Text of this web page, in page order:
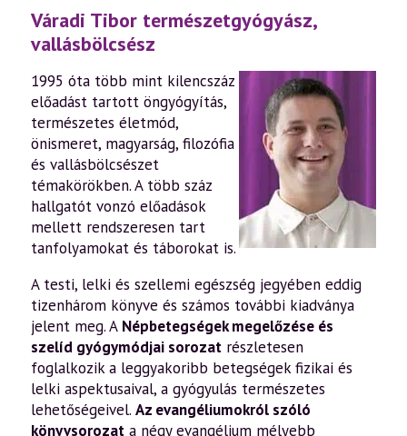
Váradi Tibor természetgyógyász,
vallásbölcsész
1995 óta több mint kilencszáz
előadást tartott öngyógyítás,
természetes életmód,
önismeret, magyarság, filozófia
és vallásbölcsészet
témakörökben. A több száz
hallgatót vonzó előadások
mellett rendszeresen tart
tanfolyamokat és táborokat is.
A testi, lelki és szellemi egészség jegyében eddig
tizenhárom könyve és számos további kiadványa
jelent meg. A Népbetegségek megelőzése és
szelíd gyógymódjai sorozat részletesen
foglalkozik a leggyakoribb betegségek fizikai és
lelki aspektusaival, a gyógyulás természetes
lehetőségeivel. Az evangéliumokról szóló
könyvsorozat a négy evangélium mélyebb